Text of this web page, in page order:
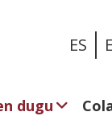
ES
dugu